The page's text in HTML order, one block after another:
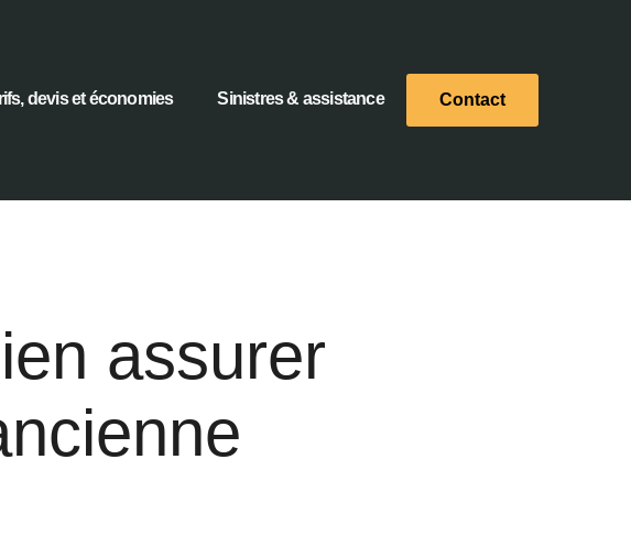
devis et économies Sinistres & assistance Contact
assurer